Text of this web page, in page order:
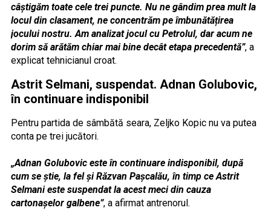
câștigăm toate cele trei puncte. Nu ne gândim prea mult la
locul din clasament, ne concentrăm pe îmbunătățirea
jocului nostru. Am analizat jocul cu Petrolul, dar acum ne
dorim să arătăm chiar mai bine decât etapa precedentă”, a
explicat tehnicianul croat.
Astrit Selmani, suspendat. Adnan Golubovic,
în continuare indisponibil
Pentru partida de sâmbătă seara, Zeljko Kopic nu va putea
conta pe trei jucători.
„Adnan Golubovic este în continuare indisponibil, după
cum se știe, la fel și Răzvan Pașcalău, în timp ce Astrit
Selmani este suspendat la acest meci din cauza
cartonașelor galbene”, a afirmat antrenorul.